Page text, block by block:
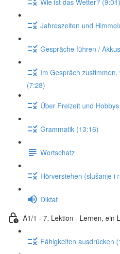
Jahreszeiten und
Gespräche führen /
Im Gespräch
(7:28)
Über Freizeit und
Grammatik (13:16)
Wortschatz
Hörverstehen (slušanje i
Diktat
A1/1 - 7. Lektion - Lernen, ein
Fähigkeiten ausdrücken